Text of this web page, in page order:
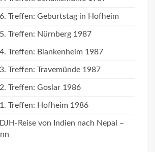
Treffen: Geburtstag in Hofheim
Treffen: Nürnberg 1987
Treffen: Blankenheim 1987
Treffen: Travemünde 1987
Treffen: Goslar 1986
Treffen: Hofheim 1986
Reise von Indien nach Nepal –